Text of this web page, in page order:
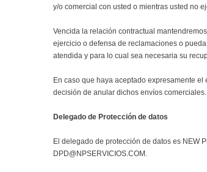
y/o comercial con usted o mientras usted no
Vencida la relación contractual
ejercicio o defensa de reclamaciones o
atendida y para lo cual sea necesaria su
En caso que haya aceptado expresamente
decisión de anular dichos envíos comerciales.
Delegado de Protección de datos
El delegado de protección de datos es NEW
DPD@NPSERVICIOS.COM.